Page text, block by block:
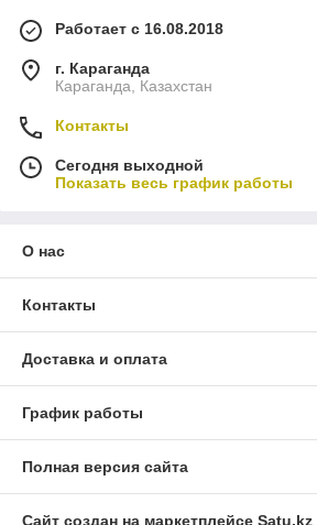
Работает с 16.08.2018
г. Караганда
Караганда, Казахстан
Контакты
Сегодня выходной
Показать весь график работы
О нас
Контакты
Доставка и оплата
График работы
Полная версия сайта
Сайт создан на маркетплейсе Satu.kz